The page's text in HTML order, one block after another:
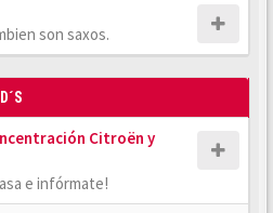
son saxos.
Citroën y
e infórmate!